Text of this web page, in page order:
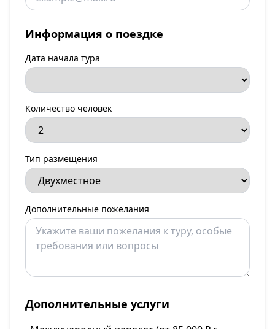
Информация о поездке
Дата начала тура
Количество человек
Тип размещения
Дополнительные пожелания
Дополнительные услуги